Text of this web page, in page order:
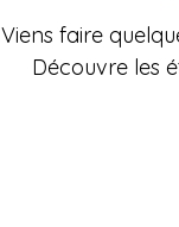
Viens faire
Découvre les